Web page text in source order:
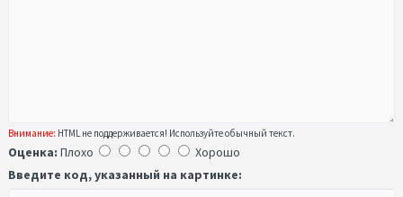
Внимание: HTML не поддерживается! Используйте обычный текст.
Оценка: Плохо
Хорошо
Введите код, указанный на картинке: